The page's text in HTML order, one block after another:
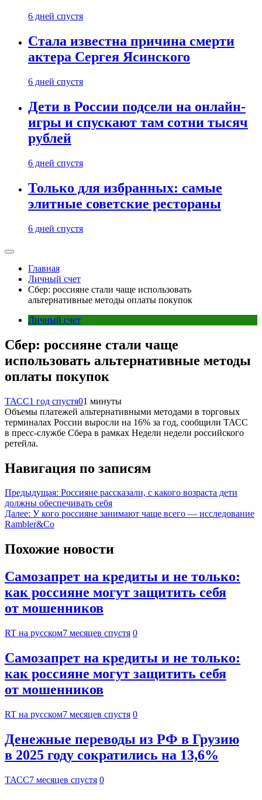
6 дней спустя
Стала известна причина смерти
актера Сергея Ясинского
6 дней спустя
Дети в России подсели на онлайн-
игры и спускают там сотни тысяч
рублей
6 дней спустя
Только для избранных: самые
элитные советские рестораны
6 дней спустя
Главная
Личный счет
Сбер: россияне стали чаще использовать
альтернативные методы оплаты покупок
Личный счет
Сбер: россияне стали чаще
использовать альтернативные методы
оплаты покупок
ТАСС1 год спустя01 минуты
Объемы платежей альтернативными методами в торговых
терминалах России выросли на 16% за год, сообщили ТАСС
в пресс-службе Сбера в рамках Недели недели российского
ретейла.
Навигация по записям
Предыдущая: Россияне рассказали, с какого возраста дети
должны обеспечивать себя
Далее: У кого россияне занимают чаще всего — исследование
Rambler&Co
Похожие новости
Самозапрет на кредиты и не только:
как россияне могут защитить себя
от мошенников
RT на русском7 месяцев спустя 0
Самозапрет на кредиты и не только:
как россияне могут защитить себя
от мошенников
RT на русском7 месяцев спустя 0
Денежные переводы из РФ в Грузию
в 2025 году сократились на 13,6%
ТАСС7 месяцев спустя 0